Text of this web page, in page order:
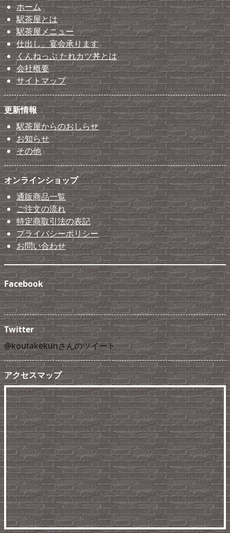
ホーム
駅茶屋とは
駅茶屋メニュー
仕出し、宴会承ります
くんねっぷ たれカツ丼とは
会社概要
サイトマップ
更新情報
駅茶屋からのおしらせ
お知らせ
その他
オンラインショップ
通販商品一覧
ご注文の流れ
特定商取引法の表記
プライバシーポリシー
お問い合わせ
Facebook
Twitter
@koutakekunさんのツイート
アクセスマップ